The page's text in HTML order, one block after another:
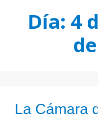
Día: 4
La Cámara